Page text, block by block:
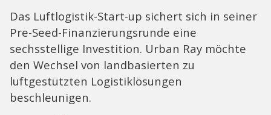
Das Luftlogistik-Start-up sichert sich in seiner
Pre-Seed-Finanzierungsrunde eine
sechsstellige Investition. Urban Ray möchte
den Wechsel von landbasierten zu
luftgestützten Logistiklösungen
beschleunigen.